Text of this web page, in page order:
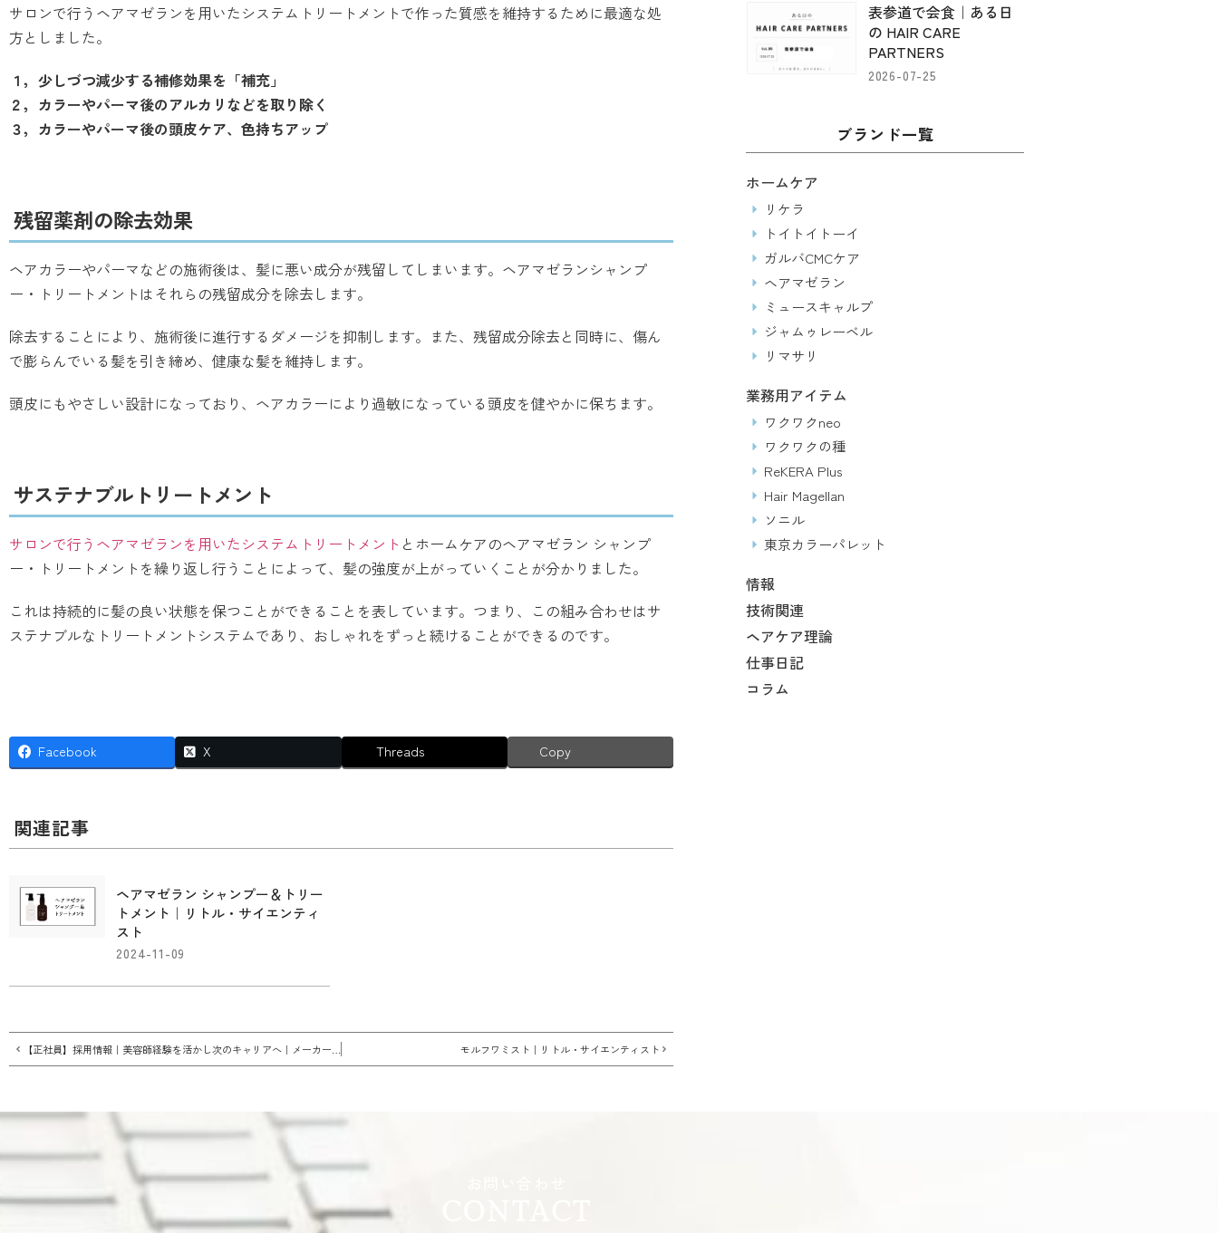
サロンで行うヘアマゼランを用いたシステムトリートメントで作った質感を維持するために最適な処
方としました。
１，少しづつ減少する補修効果を「補充」
２，カラーやパーマ後のアルカリなどを取り除く
３，カラーやパーマ後の頭皮ケア、色持ちアップ
残留薬剤の除去効果
ヘアカラーやパーマなどの施術後は、髪に悪い成分が残留してしまいます。ヘアマゼランシャンプ
ー・トリートメントはそれらの残留成分を除去します。
除去することにより、施術後に進行するダメージを抑制します。また、残留成分除去と同時に、傷ん
で膨らんでいる髪を引き締め、健康な髪を維持します。
頭皮にもやさしい設計になっており、ヘアカラーにより過敏になっている頭皮を健やかに保ちます。
サステナブルトリートメント
サロンで行うヘアマゼランを用いたシステムトリートメント とホームケアのヘアマゼラン シャンプ
ー・トリートメントを繰り返し行うことによって、髪の強度が上がっていくことが分かりました。
これは持続的に髪の良い状態を保つことができることを表しています。つまり、この組み合わせはサ
ステナブルなトリートメントシステムであり、おしゃれをずっと続けることができるのです。
Facebook X Threads Copy
関連記事
ヘアマゼラン シャンプー＆トリー
トメント｜リトル・サイエンティ
スト
2024-11-09
モルフワミスト｜リトル・サイエンティスト
表参道で会食｜ある日
の HAIR CARE
PARTNERS
2026-07-25
ブランド一覧
ホームケア
リケラ
トイトイトーイ
ガルバCMCケア
ヘアマゼラン
ミュースキャルプ
ジャムゥレーベル
リマサリ
業務用アイテム
ワクワクneo
ワクワクの種
ReKERA Plus
Hair Magellan
ソニル
東京カラーパレット
情報
技術関連
ヘアケア理論
仕事日記
コラム